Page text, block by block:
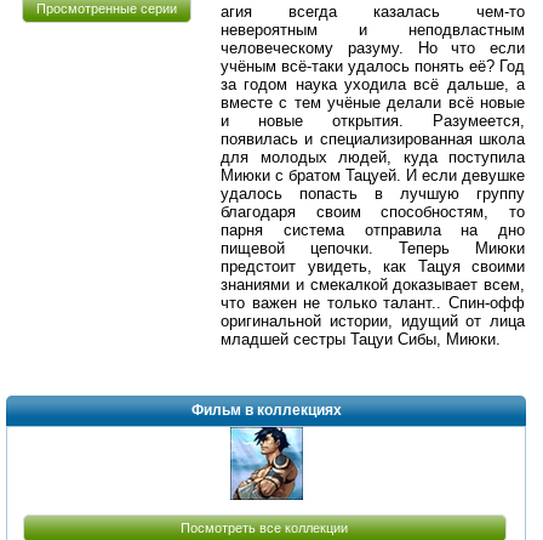
Просмотренные серии
агия всегда казалась чем-то
невероятным и неподвластным
человеческому разуму. Но что если
учёным всё-таки удалось понять её? Год
за годом наука уходила всё дальше, а
вместе с тем учёные делали всё новые
и новые открытия. Разумеется,
появилась и специализированная школа
для молодых людей, куда поступила
Миюки с братом Тацуей. И если девушке
удалось попасть в лучшую группу
благодаря своим способностям, то
парня система отправила на дно
пищевой цепочки. Теперь Миюки
предстоит увидеть, как Тацуя своими
знаниями и смекалкой доказывает всем,
что важен не только талант.. Спин-офф
оригинальной истории, идущий от лица
младшей сестры Тацуи Сибы, Миюки.
Фильм в коллекциях
Посмотреть все коллекции